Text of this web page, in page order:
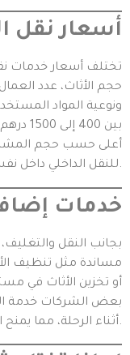
أسعار نقل
تختلف أسعار خدمات
حجم الأثاث، عدد
ونوعية المواد
بين
أعلى حسب حجم
للنقل الداخلي داخل نفس المنطقة أو خصومات للمواعيد المرنة.
خدمات
بجانب النقل
مساندة مثل تنظيف
أو تخزين الأثاث في
بعض الشركات خدمة
أثناء الرحلة، مما يمنح العملاء راحة وطمأنينة أكبر.